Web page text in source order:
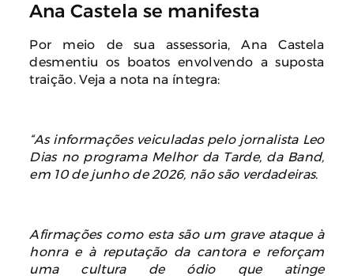
Ana Castela se manifesta
Por meio de sua assessoria, Ana Castela
desmentiu os boatos envolvendo a suposta
traição. Veja a nota na íntegra:
“As informações veiculadas pelo jornalista Leo
Dias no programa Melhor da Tarde, da Band,
em 10 de junho de 2026, não são verdadeiras.
Afirmações como esta são um grave ataque à
honra e à reputação da cantora e reforçam
uma cultura de ódio que atinge